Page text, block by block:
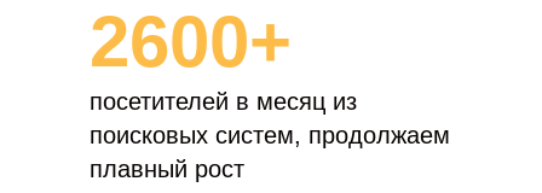
2600+
посетителей в месяц из
поисковых систем, продолжаем
плавный рост